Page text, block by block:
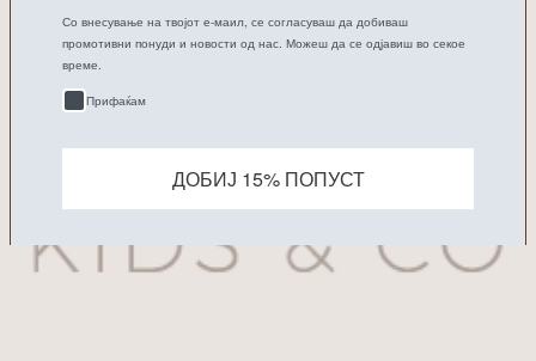
Со внесување на твојот е-маил, се согласуваш да добиваш
промотивни понуди и новости од нас. Можеш да се одјавиш во секое
време.
Прифаќам
ДОБИЈ 15% ПОПУСТ